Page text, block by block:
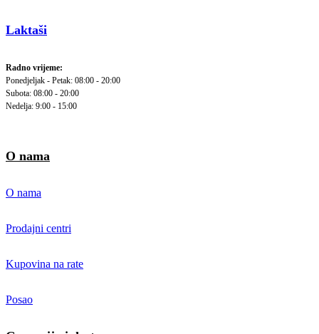
Laktaši
Radno vrijeme:
Ponedjeljak - Petak: 08:00 - 20:00
Subota: 08:00 - 20:00
Nedelja: 9:00 - 15:00
O nama
O nama
Prodajni centri
Kupovina na rate
Posao